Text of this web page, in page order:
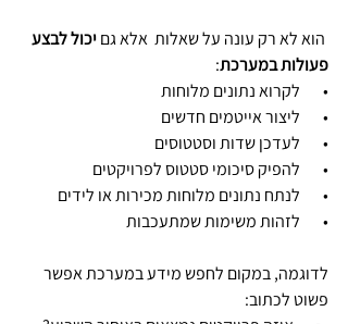
הוא לא רק עונה על שאלות  אלא גם יכול לבצע
פעולות במערכת:
•       לקרוא נתונים מלוחות
•       ליצור אייטמים חדשים
•       לעדכן שדות וסטטוסים
•       להפיק סיכומי סטטוס לפרויקטים
•       לנתח נתונים מלוחות מכירות או לידים
•       לזהות משימות שמתעכבות
לדוגמה, במקום לחפש מידע במערכת אפשר
פשוט לכתוב: